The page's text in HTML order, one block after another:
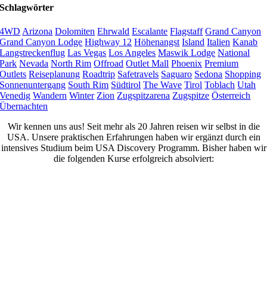
Schlagwörter
4WD Arizona Dolomiten Ehrwald Escalante Flagstaff Grand Canyon
Grand Canyon Lodge Highway 12 Höhenangst Island Italien Kanab
Langstreckenflug Las Vegas Los Angeles Maswik Lodge National
Park Nevada North Rim Offroad Outlet Mall Phoenix Premium
Outlets Reiseplanung Roadtrip Safetravels Saguaro Sedona Shopping
Sonnenuntergang South Rim Südtirol The Wave Tirol Toblach Utah
Venedig Wandern Winter Zion Zugspitzarena Zugspitze Österreich
Übernachten
Wir kennen uns aus! Seit mehr als 20 Jahren reisen wir selbst in die
USA. Unsere praktischen Erfahrungen haben wir ergänzt durch ein
intensives Studium beim USA Discovery Programm. Bisher haben wir
die folgenden Kurse erfolgreich absolviert: